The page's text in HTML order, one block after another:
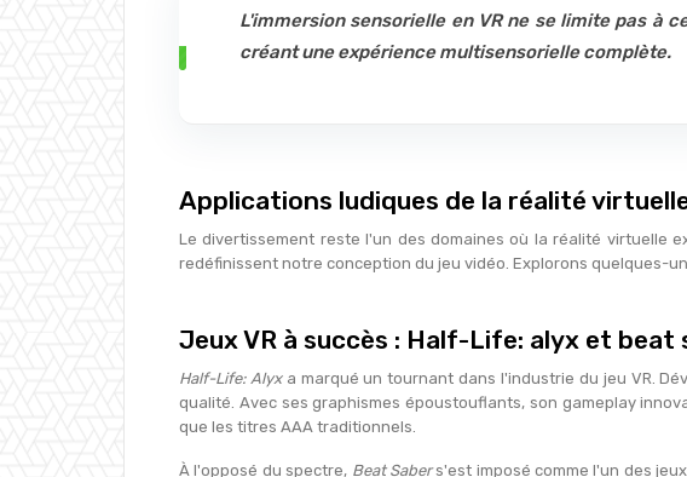
L'immersion sensorielle en VR ne se limite pas à
créant une expérience multisensorielle complète.
Applications ludiques de la réalité
Le divertissement reste l'un des domaines où la réalité virtuelle
redéfinissent notre conception du jeu vidéo. Explorons quelques-
Jeux VR à succès : Half-Life: alyx et beat
Half-Life: Alyx a marqué un tournant dans l'industrie du jeu VR.
qualité. Avec ses graphismes époustouflants, son gameplay
que les titres AAA traditionnels.
À l'opposé du spectre, Beat Sabers'est imposé comme l'un des